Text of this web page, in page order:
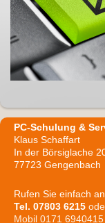
PC-Schulung &
Klaus Schaffart
In der Börsiglache
77723 Gengenbach
Rufen Sie einfach
Tel. 07803 6215
Mobil 0171